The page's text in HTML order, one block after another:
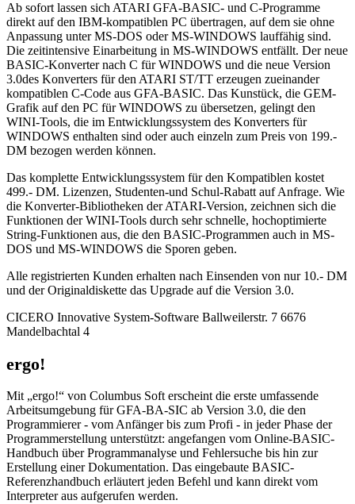
Ab sofort lassen sich ATARI GFA-BASIC- und C-Programme
direkt auf den IBM-kompatiblen PC übertragen, auf dem sie ohne
Anpassung unter MS-DOS oder MS-WINDOWS lauffähig sind.
Die zeitintensive Einarbeitung in MS-WINDOWS entfällt. Der neue
BASIC-Konverter nach C für WINDOWS und die neue Version
3.0des Konverters für den ATARI ST/TT erzeugen zueinander
kompatiblen C-Code aus GFA-BASIC. Das Kunstück, die GEM-
Grafik auf den PC für WINDOWS zu übersetzen, gelingt den
WINI-Tools, die im Entwicklungssystem des Konverters für
WINDOWS enthalten sind oder auch einzeln zum Preis von 199.-
DM bezogen werden können.
Das komplette Entwicklungssystem für den Kompatiblen kostet
499.- DM. Lizenzen, Studenten-und Schul-Rabatt auf Anfrage. Wie
die Konverter-Bibliotheken der ATARI-Version, zeichnen sich die
Funktionen der WINI-Tools durch sehr schnelle, hochoptimierte
String-Funktionen aus, die den BASIC-Programmen auch in MS-
DOS und MS-WINDOWS die Sporen geben.
Alle registrierten Kunden erhalten nach Einsenden von nur 10.- DM
und der Originaldiskette das Upgrade auf die Version 3.0.
CICERO Innovative System-Software Ballweilerstr. 7 6676
Mandelbachtal 4
ergo!
Mit „ergo!“ von Columbus Soft erscheint die erste umfassende
Arbeitsumgebung für GFA-BA-SIC ab Version 3.0, die den
Programmierer - vom Anfänger bis zum Profi - in jeder Phase der
Programmerstellung unterstützt: angefangen vom Online-BASIC-
Handbuch über Programmanalyse und Fehlersuche bis hin zur
Erstellung einer Dokumentation. Das eingebaute BASIC-
Referenzhandbuch erläutert jeden Befehl und kann direkt vom
Interpreter aus aufgerufen werden.